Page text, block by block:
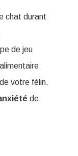
chat durant
de jeu
votre félin.
de